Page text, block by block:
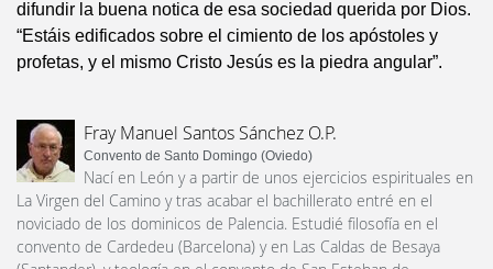
difundir la buena notica de esa sociedad querida por Dios.
“Estáis edificados sobre el cimiento de los apóstoles y
profetas, y el mismo Cristo Jesús es la piedra angular”.
Fray Manuel Santos Sánchez O.P.
Convento de Santo Domingo (Oviedo)
Nací en León y a partir de unos ejercicios espirituales en
La Virgen del Camino y tras acabar el bachillerato entré en el
noviciado de los dominicos de Palencia. Estudié filosofía en el
convento de Cardedeu (Barcelona) y en Las Caldas de Besaya